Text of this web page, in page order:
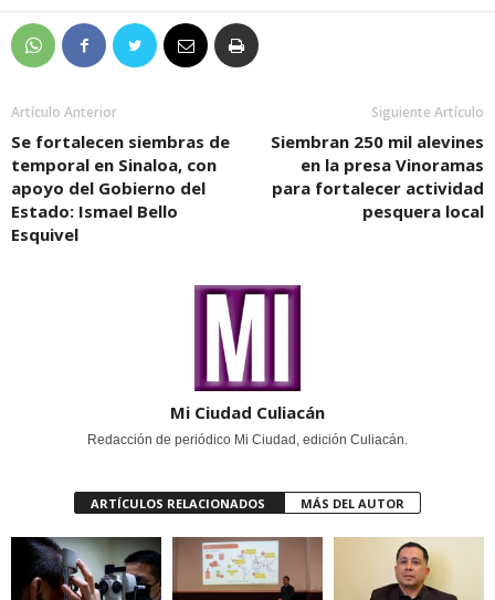
Artículo Anterior
Se fortalecen siembras de
temporal en Sinaloa, con
apoyo del Gobierno del
Estado: Ismael Bello
Esquivel
Siguiente Artículo
Siembran 250 mil alevines
en la presa Vinoramas
para fortalecer actividad
pesquera local
Mi Ciudad Culiacán
Redacción de periódico Mi Ciudad, edición Culiacán.
ARTÍCULOS RELACIONADOS MÁS DEL AUTOR